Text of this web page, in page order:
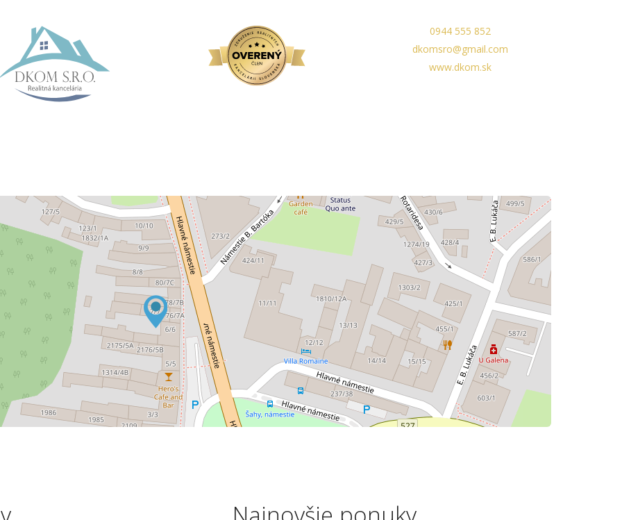
0944 555 852
dkomsro@gmail.com
www.dkom.sk